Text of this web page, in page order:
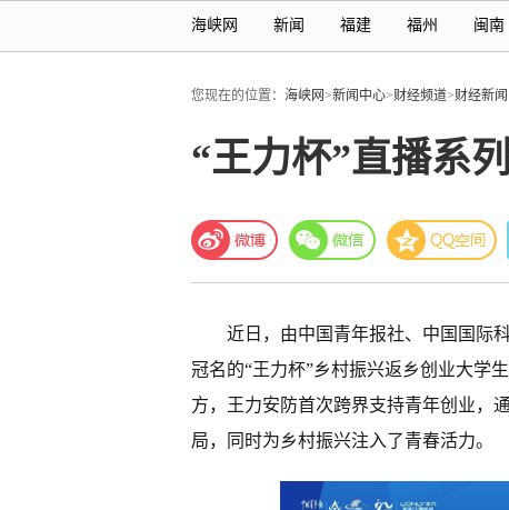
海峡网 新闻 福建 福州 闽南
您现在的位置： 海峡网>新闻中心>财经频道>财经新闻
“王力杯”直播系
近日，由中国青年报社、中国国际
冠名的“王力杯”乡村振兴返乡创业大学
方，王力安防首次跨界支持青年创业，
局，同时为乡村振兴注入了青春活力。